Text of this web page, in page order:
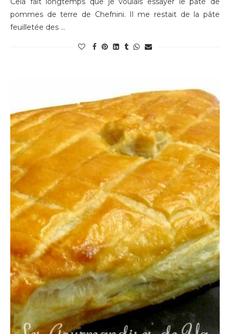
pommes de terre de Chefnini. Il me restait de la pâte
feuilletée des …